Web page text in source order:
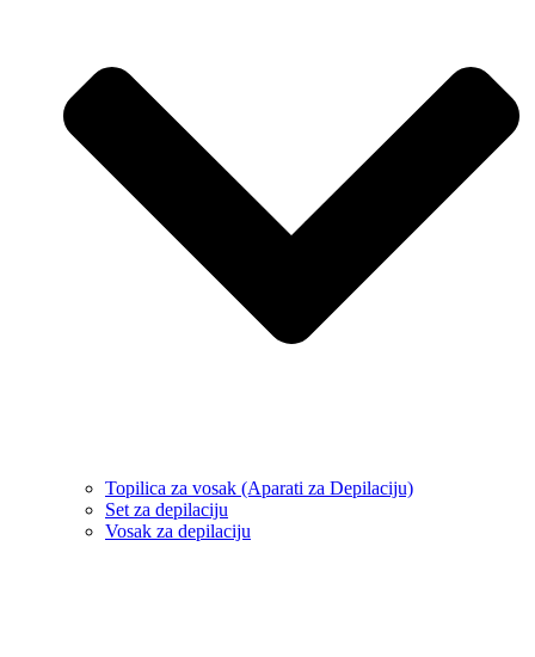
Topilica za vosak (Aparati za Depilaciju)
Set za depilaciju
Vosak za depilaciju